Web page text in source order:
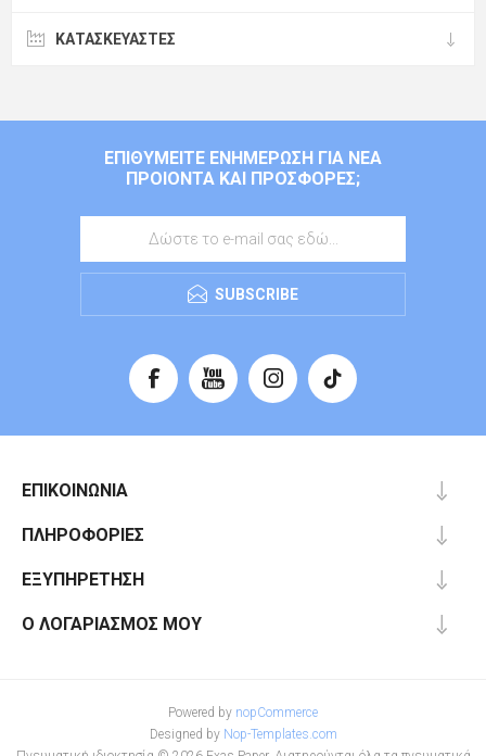
ΚΑΤΑΣΚΕΥΑΣΤΈΣ
ΕΠΙΘΥΜΕΊΤΕ ΕΝΗΜΈΡΩΣΗ ΓΙΑ ΝΈΑ
ΠΡΟΙΌΝΤΑ ΚΑΙ ΠΡΟΣΦΟΡΈΣ;
SUBSCRIBE
ΕΠΙΚΟΙΝΩΝΊΑ
ΠΛΗΡΟΦΟΡΊΕΣ
ΕΞΥΠΗΡΈΤΗΣΗ
Ο ΛΟΓΑΡΙΑΣΜΌΣ ΜΟΥ
Powered by nopCommerce
Designed by Nop-Templates.com